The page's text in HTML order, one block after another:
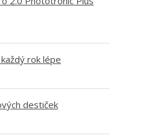
rok lépe
destiček